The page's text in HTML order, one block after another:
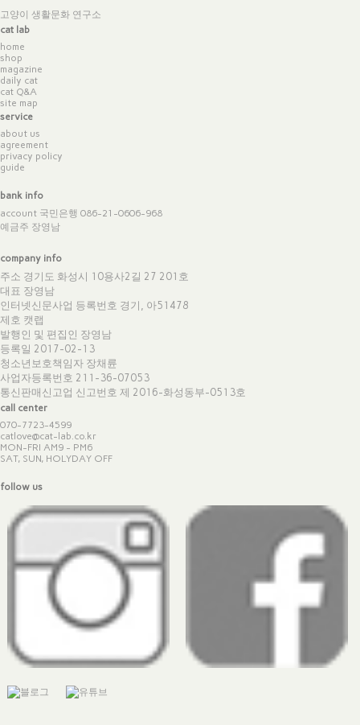
고양이 생활문화 연구소
cat lab
home
shop
magazine
daily cat
cat Q&A
site map
service
about us
agreement
privacy policy
guide
bank info
account 국민은행 086-21-0606-968
예금주 장영남
company info
주소 경기도 화성시 10용사2길 27 201호
대표 장영남
인터넷신문사업 등록번호 경기, 아51478
제호 캣랩
발행인 및 편집인 장영남
등록일 2017-02-13
청소년보호책임자 장채륜
사업자등록번호 211-36-07053
통신판매신고업 신고번호 제 2016-화성동부-0513호
call center
070-7723-4599
catlove@cat-lab.co.kr
MON-FRI AM9 - PM6
SAT, SUN, HOLYDAY OFF
follow us